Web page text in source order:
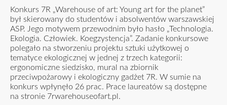
Konkurs 7R „Warehouse of art: Young art for the planet”
był skierowany do studentów i absolwentów warszawskiej
ASP. Jego motywem przewodnim było hasło „Technologia.
Ekologia. Człowiek. Koegzystencja”. Zadanie konkursowe
polegało na stworzeniu projektu sztuki użytkowej o
tematyce ekologicznej w jednej z trzech kategorii:
ergonomiczne siedzisko, mural na zbiornik
przeciwpożarowy i ekologiczny gadżet 7R. W sumie na
konkurs wpłynęło 26 prac. Prace laureatów są dostępne
na stronie 7rwarehouseofart.pl .